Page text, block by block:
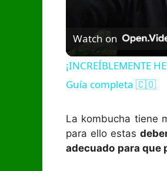
Watch on
¡INCREÍBLEMENTE
Guía completa 🇨🇴
La kombucha tiene
para ello estas
adecuado para que